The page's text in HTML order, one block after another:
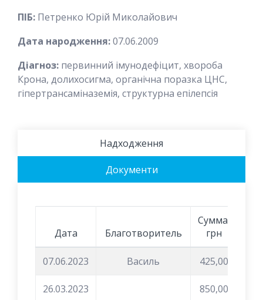
ПІБ: Петренко Юрій Миколайович
Дата народження:07.06.2009
Діагноз: первинний імунодефіцит, хвороба
Крона, долихосигма, органічна поразка ЦНС,
гіпертрансаміназемія, структурна епілепсія
Надходження
Документи
Дата Благотворитель
Сумма,
грн
07.06.2023 Василь 425,00
26.03.2023 850,00